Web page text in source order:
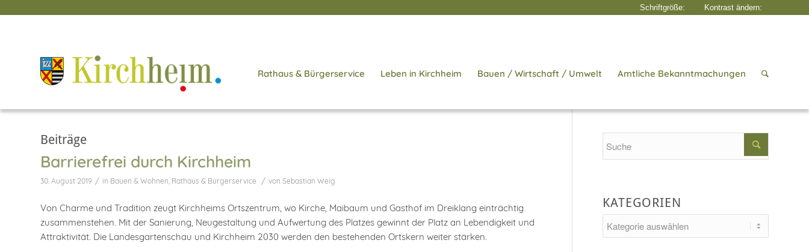
Rathaus & Bürgerservice Leben in Kirchheim Bauen / Wirtschaft / Umwelt Amtliche Bekanntmachungen
Beiträge
Barrierefrei durch Kirchheim
30. August 2019 / in Bauen & Wohnen, Rathaus & Bürgerservice / von Sebastian Weig
Von Charme und Tradition zeugt Kirchheims Ortszentrum, wo Kirche, Maibaum und Gasthof im Dreiklang einträchtig
zusammenstehen. Mit der Sanierung, Neugestaltung und Aufwertung des Platzes gewinnt der Platz an Lebendigkeit und
Attraktivität. Die Landesgartenschau und Kirchheim 2030 werden den bestehenden Ortskern weiter stärken.
KATEGORIEN